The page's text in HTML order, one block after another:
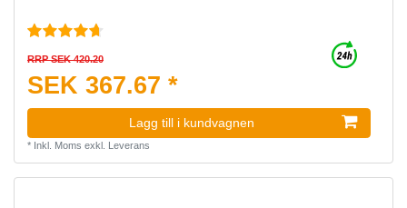
RRP SEK 420.20
SEK 367.67 *
Lagg till i kundvagnen
* Inkl. Moms exkl. Leverans